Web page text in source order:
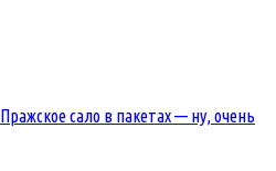
Пражское сало в пакетах — ну, очень